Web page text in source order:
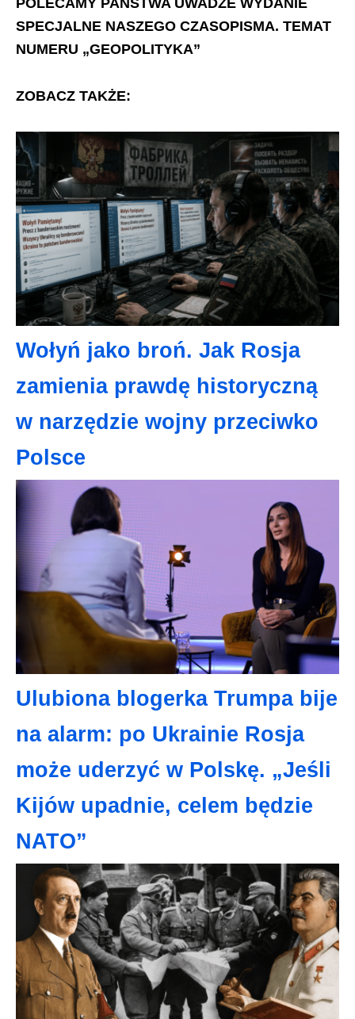
POLECAMY PAŃSTWA UWADZE WYDANIE
SPECJALNE NASZEGO CZASOPISMA. TEMAT
NUMERU „GEOPOLITYKA”
ZOBACZ TAKŻE:
Wołyń jako broń. Jak Rosja
zamienia prawdę historyczną
w narzędzie wojny przeciwko
Polsce
Ulubiona blogerka Trumpa bije
na alarm: po Ukrainie Rosja
może uderzyć w Polskę. „Jeśli
Kijów upadnie, celem będzie
NATO”